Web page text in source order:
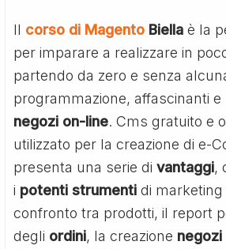
Il corso di Magento Biella è la
per imparare a realizzare in
partendo da zero e senza
programmazione, affascinanti e
negozi on-line. Cms gratuito e
utilizzato per la creazione di e-
presenta una serie divantaggi,
i potenti strumenti di marketing
confronto tra prodotti, il report
degli ordini, la creazione negozi